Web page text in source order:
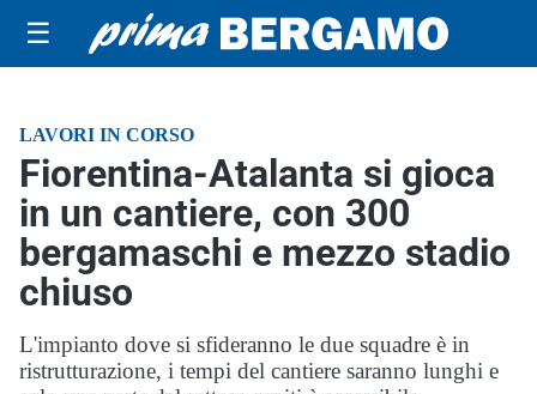
☰
LAVORI IN CORSO
Fiorentina-Atalanta si gioca
in un cantiere, con 300
bergamaschi e mezzo stadio
chiuso
L'impianto dove si sfideranno le due squadre è in
ristrutturazione, i tempi del cantiere saranno lunghi e